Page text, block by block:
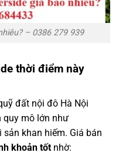
– 0386 279 939
thời điểm này
đất nội đô Hà Nội
quy mô lớn như
sản khan hiếm. Giá bán
khoản tốt nhờ: